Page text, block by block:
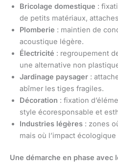
Bricolage domestique :
de petits matériaux,
Plomberie : maintien de
acoustique légère.
Électricité : regroupement
une alternative non
Jardinage paysager :
abîmer les tiges fragiles.
Décoration : fixation
style écoresponsable et
Industries légères : zones
mais où l’impact
Une démarche en phase avec